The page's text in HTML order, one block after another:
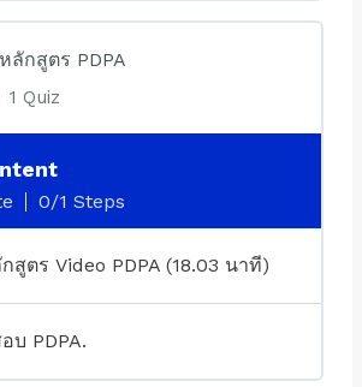
ลักสูตร PDPA
1 Quiz
0/1 Steps
สูตร Video PDPA (18.03 นาที)
บ PDPA.